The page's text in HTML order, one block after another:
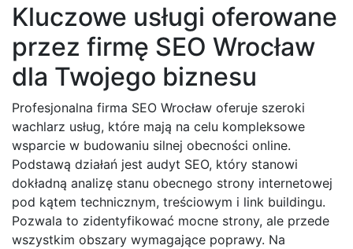
Kluczowe usługi oferowane
przez firmę SEO Wrocław
dla Twojego biznesu
Profesjonalna firma SEO Wrocław oferuje szeroki
wachlarz usług, które mają na celu kompleksowe
wsparcie w budowaniu silnej obecności online.
Podstawą działań jest audyt SEO, który stanowi
dokładną analizę stanu obecnego strony internetowej
pod kątem technicznym, treściowym i link buildingu.
Pozwala to zidentyfikować mocne strony, ale przede
wszystkim obszary wymagające poprawy. Na